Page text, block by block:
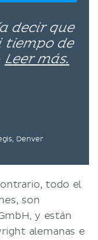
decir que
tiempo de
Leer más.
Denver
todo el
son
y están
alemanas e